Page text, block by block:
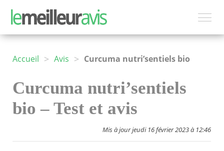
Accueil > Avis > Curcuma nutri’sentiels bio
Curcuma nutri’sentiels
bio – Test et avis
Mis à jour jeudi 16 février 2023 à 12:46